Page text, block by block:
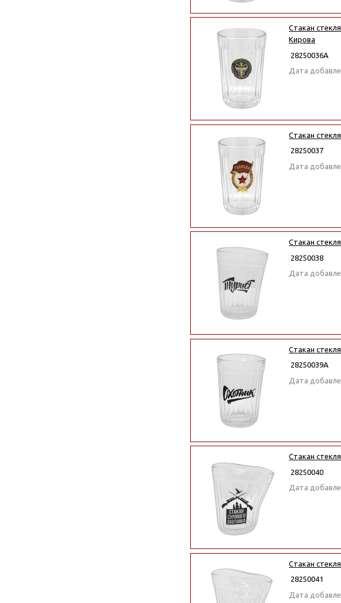
Стакан
Кирова
28250036А
Дата
Стакан
28250037
Дата
Стакан
28250038
Дата
Стакан
28250039А
Дата
Стакан
28250040
Дата
Стакан
28250041
Дата